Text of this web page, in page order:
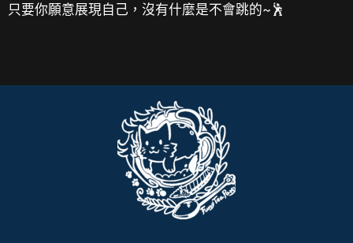
只要你願意展現自己，沒有什麼是不會跳的~🕺